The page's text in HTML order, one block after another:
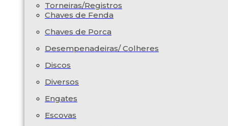
Torneiras/Registros
Chaves de Fenda
Chaves de Porca
Desempenadeiras/ Colheres
Discos
Diversos
Engates
Escovas